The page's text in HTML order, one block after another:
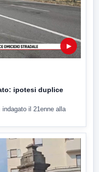
▶
ipotesi duplice
indagato il 21enne alla